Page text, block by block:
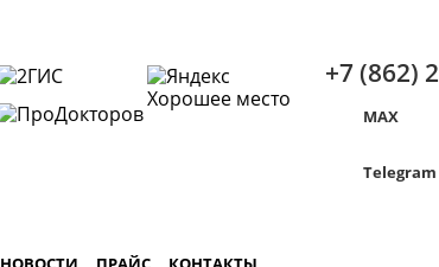
+7 (862)
MAX
Telegram